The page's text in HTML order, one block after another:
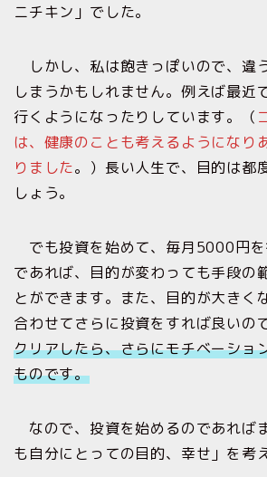
ニチキン」でした。
しかし、私は飽きっぽいので、違
しまうかもしれません。例えば最近
行くようになったりしています。（
は、健康のことも考えるようになり
りました。）長い人生で、目的は都
しょう。
でも投資を始めて、毎月5000円
であれば、目的が変わっても手段の
とができます。また、目的が大きく
合わせてさらに投資をすれば良いの
クリアしたら、さらにモチベーショ
ものです。
なので、投資を始めるのであれば
も自分にとっての目的、幸せ」を考